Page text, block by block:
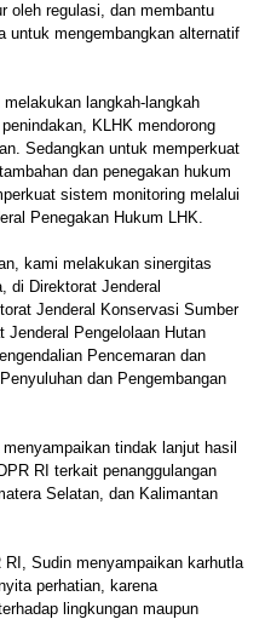
oleh regulasi, dan membantu
untuk mengembangkan alternatif
langkah-langkah
KLHK mendorong
Sedangkan untuk memperkuat
dan penegakan hukum
sistem monitoring melalui
Penegakan Hukum LHK.
kami melakukan sinergitas
di Direktorat Jenderal
Jenderal Konservasi Sumber
Jenderal Pengelolaan Hutan
Pencemaran dan
dan Pengembangan
tindak lanjut hasil
RI terkait penanggulangan
Selatan, dan Kalimantan
Sudin menyampaikan karhutla
perhatian, karena
lingkungan maupun